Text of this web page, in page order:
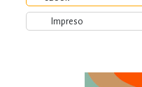
Impreso